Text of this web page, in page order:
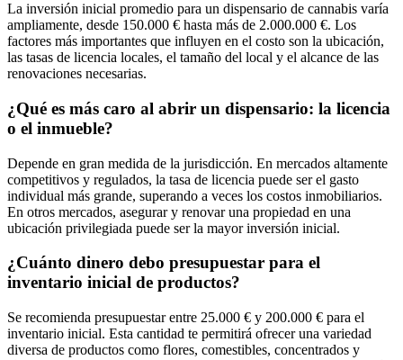
La inversión inicial promedio para un dispensario de cannabis varía
ampliamente, desde 150.000 € hasta más de 2.000.000 €. Los
factores más importantes que influyen en el costo son la ubicación,
las tasas de licencia locales, el tamaño del local y el alcance de las
renovaciones necesarias.
¿Qué es más caro al abrir un dispensario: la licencia
o el inmueble?
Depende en gran medida de la jurisdicción. En mercados altamente
competitivos y regulados, la tasa de licencia puede ser el gasto
individual más grande, superando a veces los costos inmobiliarios.
En otros mercados, asegurar y renovar una propiedad en una
ubicación privilegiada puede ser la mayor inversión inicial.
¿Cuánto dinero debo presupuestar para el
inventario inicial de productos?
Se recomienda presupuestar entre 25.000 € y 200.000 € para el
inventario inicial. Esta cantidad te permitirá ofrecer una variedad
diversa de productos como flores, comestibles, concentrados y